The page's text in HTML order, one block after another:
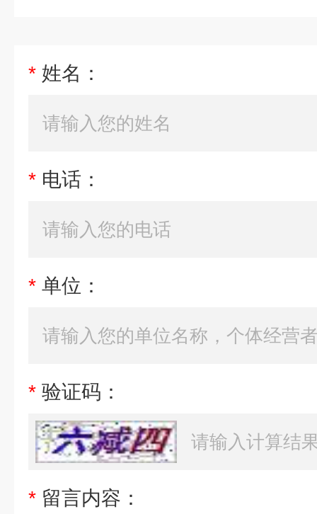
* 姓名：
* 电话：
* 单位：
* 验证码：
* 留言内容：